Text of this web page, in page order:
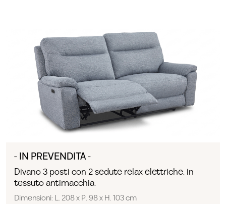
- IN PREVENDITA -
Divano 3 posti con 2 sedute relax elettriche, in
tessuto antimacchia.
Dimensioni: L. 208 x P. 98 x H. 103 cm